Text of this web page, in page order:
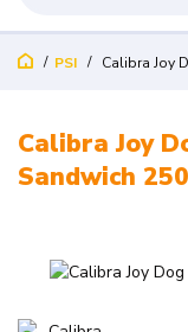
PSI Calibra Joy
Calibra Joy
Sandwich